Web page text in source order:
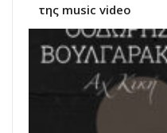
της music video